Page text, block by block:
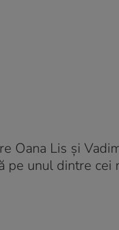
Oana Lis şi
pe unul dintre